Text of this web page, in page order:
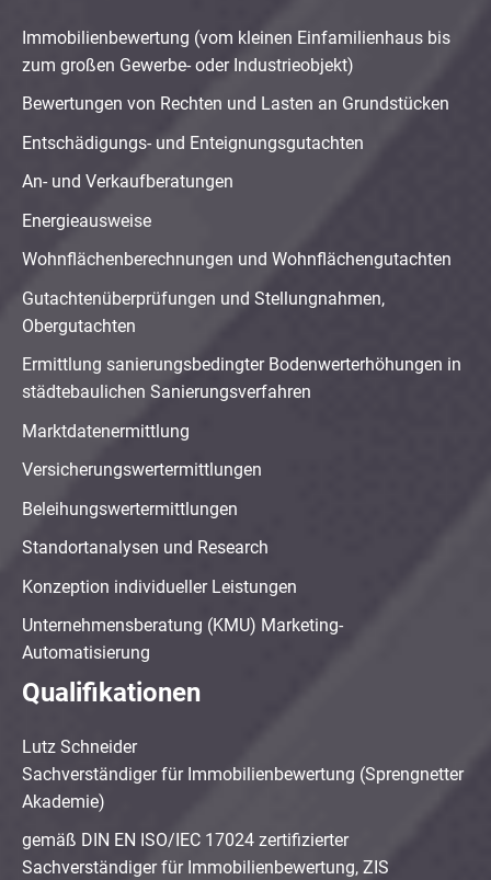
Immobilienbewertung (vom kleinen Einfamilienhaus bis
zum großen Gewerbe- oder Industrieobjekt)
Bewertungen von Rechten und Lasten an Grundstücken
Entschädigungs- und Enteignungsgutachten
An- und Verkaufberatungen
Energieausweise
Wohnflächenberechnungen und Wohnflächengutachten
Gutachtenüberprüfungen und Stellungnahmen,
Obergutachten
Ermittlung sanierungsbedingter Bodenwerterhöhungen in
städtebaulichen Sanierungsverfahren
Marktdatenermittlung
Versicherungswertermittlungen
Beleihungswertermittlungen
Standortanalysen und Research
Konzeption individueller Leistungen
Unternehmensberatung (KMU) Marketing-
Automatisierung
Qualifikationen
Lutz Schneider
Sachverständiger für Immobilienbewertung (Sprengnetter
Akademie)
gemäß DIN EN ISO/IEC 17024 zertifizierter
Sachverständiger für Immobilienbewertung, ZIS